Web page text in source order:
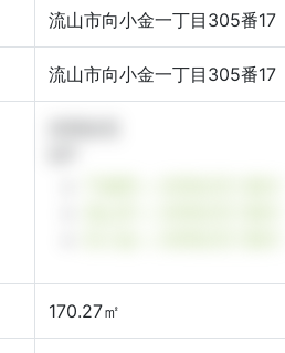
流山市向小金一丁目305番17
流山市向小金一丁目305番17
170.27㎡